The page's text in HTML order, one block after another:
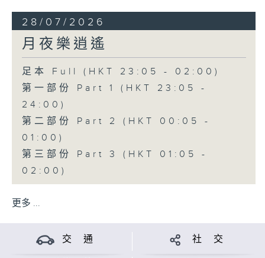
28/07/2026
月夜樂逍遙
足本 Full (HKT 23:05 - 02:00)
第一部份 Part 1 (HKT 23:05 -
24:00)
第二部份 Part 2 (HKT 00:05 -
01:00)
第三部份 Part 3 (HKT 01:05 -
02:00)
更多 ...
交 通 社 交